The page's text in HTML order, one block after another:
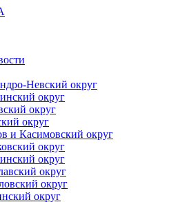
Невский округ
округ
округ
округ
и Касимовский округ
округ
округ
округ
округ
округ